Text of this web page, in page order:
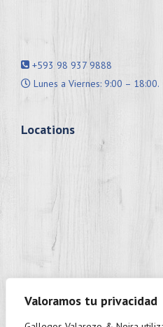
Valoramos tu privacidad
+593 98 937 9888
Lunes a Viernes: 9:00 – 18:00.
Locations